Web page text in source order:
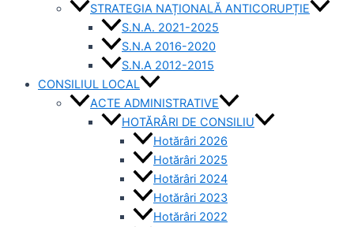
STRATEGIA NAȚIONALĂ ANTICORUPȚIE
S.N.A. 2021-2025
S.N.A 2016-2020
S.N.A 2012-2015
CONSILIUL LOCAL
ACTE ADMINISTRATIVE
HOTĂRÂRI DE CONSILIU
Hotărâri 2026
Hotărâri 2025
Hotărâri 2024
Hotărâri 2023
Hotărâri 2022